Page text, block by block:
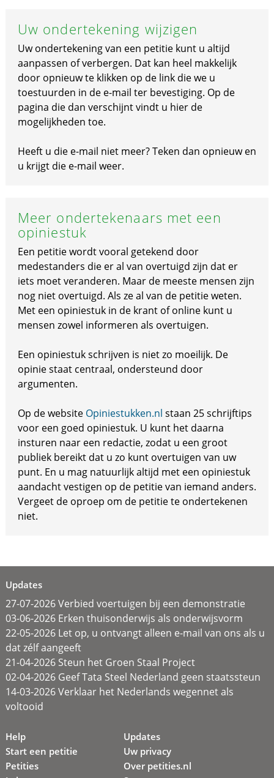
Uw ondertekening wijzigen
Uw ondertekening van een petitie kunt u altijd
aanpassen of verbergen. Dat kan heel makkelijk
door opnieuw te klikken op de link die we u
toestuurden in de e-mail ter bevestiging. Op de
pagina die dan verschijnt vindt u hier de
mogelijkheden toe.
Heeft u die e-mail niet meer? Teken dan opnieuw en
u krijgt die e-mail weer.
Meer ondertekenaars met een
opiniestuk
Een petitie wordt vooral getekend door
medestanders die er al van overtuigd zijn dat er
iets moet veranderen. Maar de meeste mensen zijn
nog niet overtuigd. Als ze al van de petitie weten.
Met een opiniestuk in de krant of online kunt u
mensen zowel informeren als overtuigen.
Een opiniestuk schrijven is niet zo moeilijk. De
opinie staat centraal, ondersteund door
argumenten.
Op de website Opiniestukken.nl staan 25 schrijftips
voor een goed opiniestuk. U kunt het daarna
insturen naar een redactie, zodat u een groot
publiek bereikt dat u zo kunt overtuigen van uw
punt. En u mag natuurlijk altijd met een opiniestuk
aandacht vestigen op de petitie van iemand anders.
Vergeet de oproep om de petitie te ondertekenen
niet.
Updates
27-07-2026 Verbied voertuigen bij een demonstratie
03-06-2026 Erken thuisonderwijs als onderwijsvorm
22-05-2026 Let op, u ontvangt alleen e-mail van ons als u
dat zélf aangeeft
21-04-2026 Steun het Groen Staal Project
02-04-2026 Geef Tata Steel Nederland geen staatssteun
14-03-2026 Verklaar het Nederlands wegennet als
voltooid
Help
Start een petitie
Petities
Updates
Uw privacy
Over petities.nl